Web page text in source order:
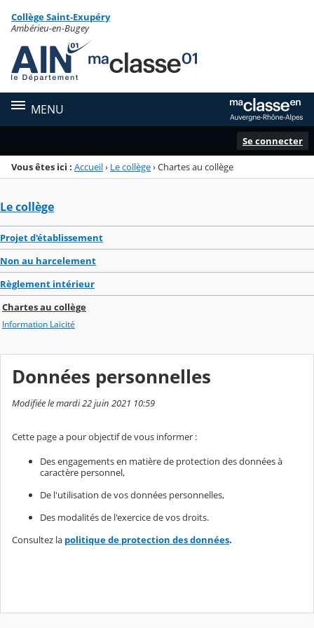
Menu de la rubrique
Contenu
Collège Saint-Exupéry
Ambérieu-en-Bugey
MENU
Se connecter
Vous êtes ici : Accueil› Le collège›Chartes au collège
Le collège
Projet d'établissement
Non au harcelement
Règlement intérieur
Chartes au collège
Information Laïcité
Données personnelles
Modifiée le mardi 22 juin 2021 10:59
Cette page a pour objectif de vous informer :
Des engagements en matière de protection des données à
caractère personnel,
De l'utilisation de vos données personnelles,
Des modalités de l'exercice de vos droits.
Consultez la politique de protection des données.